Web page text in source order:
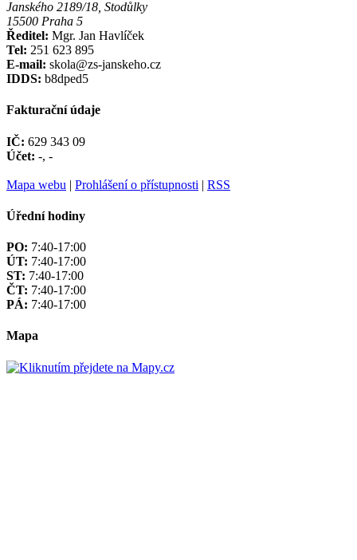
Janského 2189/18, Stodůlky
15500 Praha 5
Ředitel: Mgr. Jan Havlíček
Tel: 251 623 895
E-mail: skola@zs-janskeho.cz
IDDS: b8dped5
Fakturační údaje
IČ: 629 343 09
Účet: -, -
Mapa webu | Prohlášení o přístupnosti | RSS
Úřední hodiny
PO: 7:40-17:00
ÚT: 7:40-17:00
ST: 7:40-17:00
ČT: 7:40-17:00
PÁ: 7:40-17:00
Mapa